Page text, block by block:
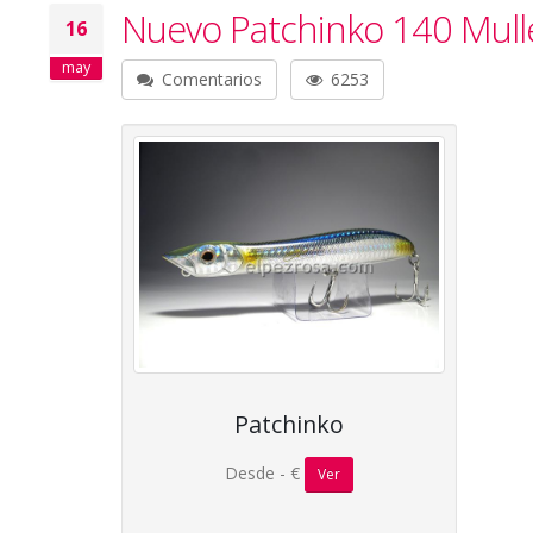
16
may
Nuevo Patchinko 140
Comentarios 6253
Patchinko
Desde - € Ver